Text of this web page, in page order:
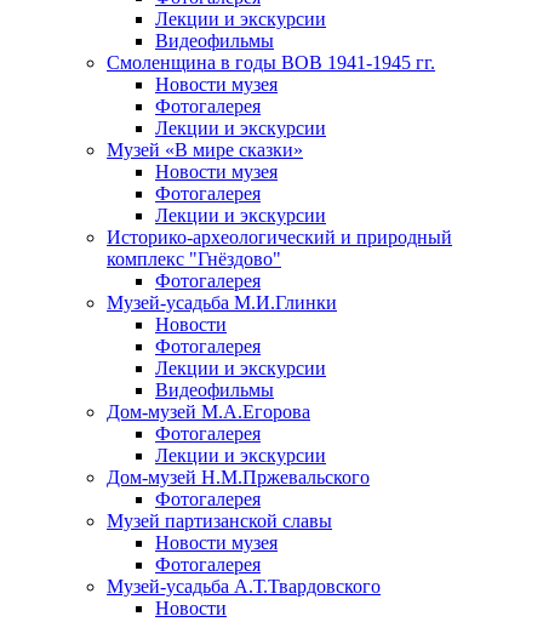
Лекции и экскурсии
Видеофильмы
Смоленщина в годы ВОВ 1941-1945 гг.
Новости музея
Фотогалерея
Лекции и экскурсии
Музей «В мире сказки»
Новости музея
Фотогалерея
Лекции и экскурсии
Историко-археологический и природный
комплекс "Гнёздово"
Фотогалерея
Музей-усадьба М.И.Глинки
Новости
Фотогалерея
Лекции и экскурсии
Видеофильмы
Дом-музей М.А.Егорова
Фотогалерея
Лекции и экскурсии
Дом-музей Н.М.Пржевальского
Фотогалерея
Музей партизанской славы
Новости музея
Фотогалерея
Музей-усадьба А.Т.Твардовского
Новости